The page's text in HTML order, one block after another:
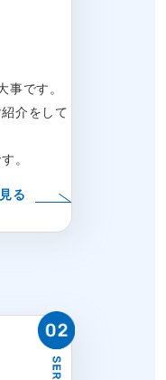
事です。
介をして
。
る